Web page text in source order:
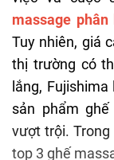
massage
Tuy nhiên, giá
thị trường có
lắng,
sản phẩm ghế
vượt trội.
top 3 ghế